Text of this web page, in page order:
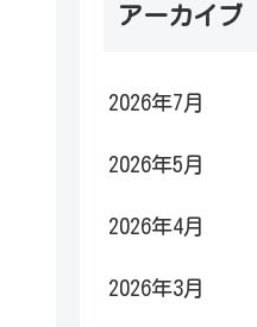
アーカイブ
2026年7月
2026年5月
2026年4月
2026年3月